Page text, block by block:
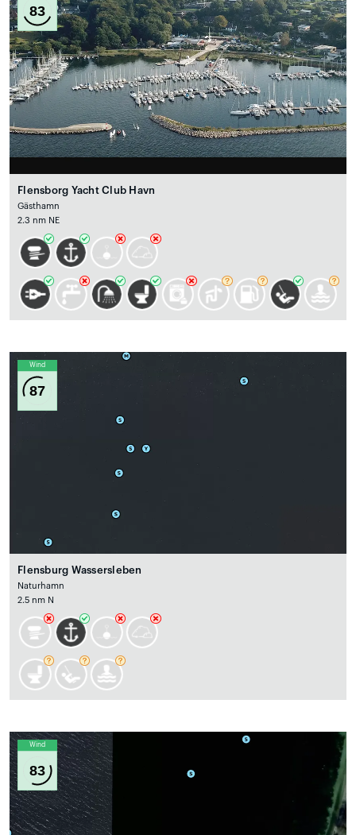
83
Flensborg Yacht Club Havn
Gästhamn
2.3 nm NE
Wind
87
Flensburg Wassersleben
Naturhamn
2.5 nm N
Wind
83